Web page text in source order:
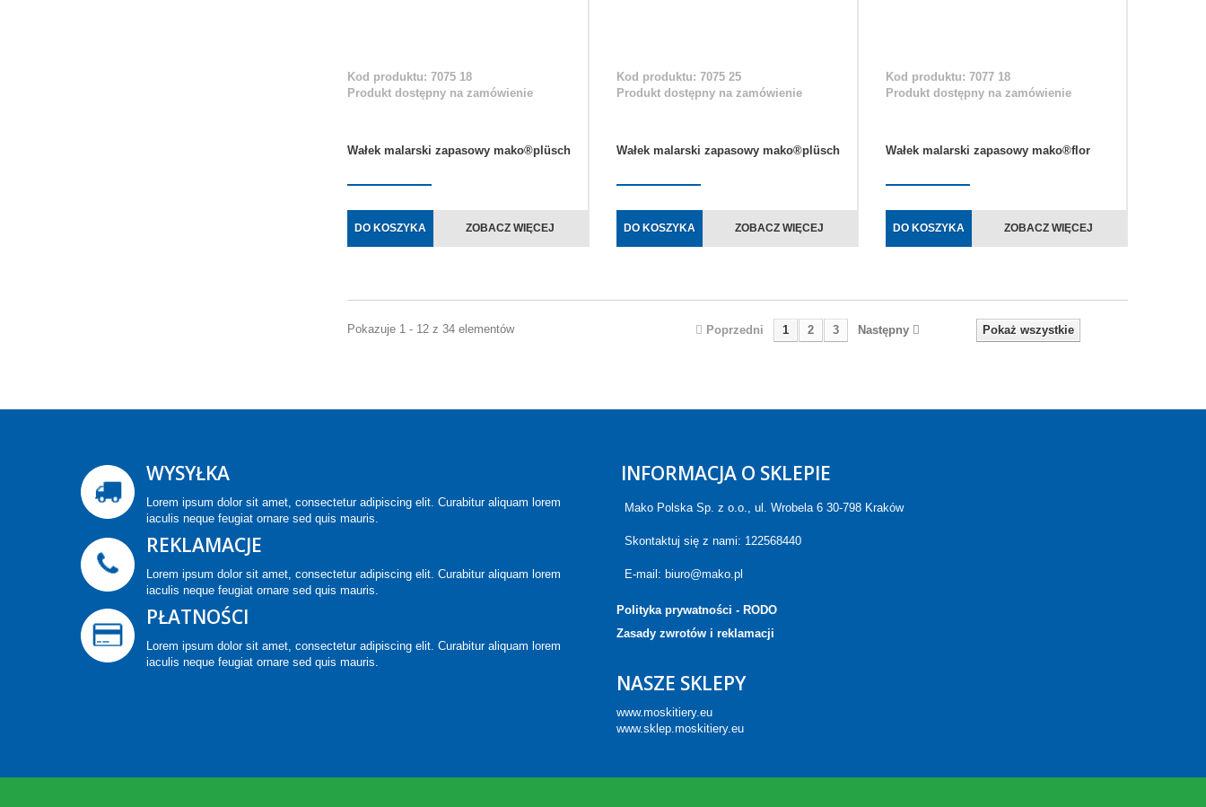
Kod produktu: 7075 18
Produkt dostępny na zamówienie
Wałek malarski zapasowy mako®plüsch
DO KOSZYKA ZOBACZ WIĘCEJ
Kod produktu: 7075 25
Produkt dostępny na zamówienie
Wałek malarski zapasowy mako®plüsch
DO KOSZYKA ZOBACZ WIĘCEJ
Kod produktu: 7077 18
Produkt dostępny na zamówienie
Wałek malarski zapasowy mako®flor
DO KOSZYKA ZOBACZ WIĘCEJ
Pokaż wszystkie
Poprzedni 1 2 3 Następny
Pokazuje 1 - 12 z 34 elementów
WYSYŁKA
Lorem ipsum dolor sit amet, consectetur adipiscing elit. Curabitur aliquam lorem
iaculis neque feugiat ornare sed quis mauris.
REKLAMACJE
Lorem ipsum dolor sit amet, consectetur adipiscing elit. Curabitur aliquam lorem
iaculis neque feugiat ornare sed quis mauris.
PŁATNOŚCI
Lorem ipsum dolor sit amet, consectetur adipiscing elit. Curabitur aliquam lorem
iaculis neque feugiat ornare sed quis mauris.
INFORMACJA O SKLEPIE
Mako Polska Sp. z o.o., ul. Wrobela 6 30-798 Kraków
Skontaktuj się z nami: 122568440
E-mail: biuro@mako.pl
Polityka prywatności - RODO
Zasady zwrotów i reklamacji
NASZE SKLEPY
www.moskitiery.eu
www.sklep.moskitiery.eu